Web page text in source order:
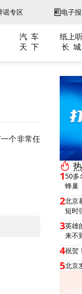
谣专区 电子报
汽 车
纸上
天 下 长 城
个非常任
150多
蜂巢
2北京
短时
3英雄
来不
4祝贺
5北京